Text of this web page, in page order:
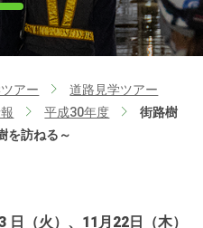
アー
>
道路見学ツアー
>
平成30年度
街路樹
を訪ねる～
日（火）、11月22日（木）